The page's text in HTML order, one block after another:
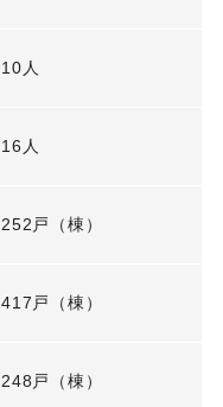
10人
16人
252戸（棟）
417戸（棟）
248戸（棟）